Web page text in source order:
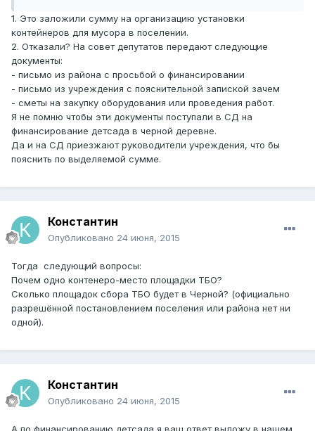
1. Это заложили сумму на организацию установки
контейнеров для мусора в поселении.
2. Отказали? На совет депутатов передают следующие
документы:
- письмо из района с просьбой о финансировании
- письмо из учреждения с пояснительной запиской зачем
- сметы на закупку оборудования или проведения работ.
Я не помню чтобы эти документы поступали в СД на
финансирование детсада в черной деревне.
Да и на СД приезжают руководители учреждения, что бы
пояснить по выделяемой сумме.
Константин
Опубликовано 24 июня, 2015
Тогда следующий вопросы:
Почем одно контенеро-место площадки ТБО?
Сколько площадок сбора ТБО будет в Черной? (официально
разрешённой постановлением поселения или района нет ни
одной).
Константин
Опубликовано 24 июня, 2015